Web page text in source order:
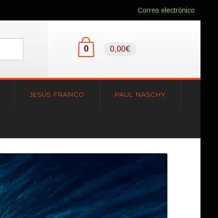
Correo electrónico
0 0,00€
JESÚS FRANCO PAUL NASCHY